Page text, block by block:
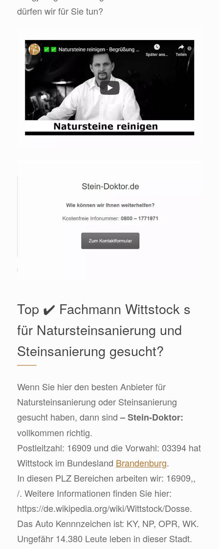
dürfen wir für Sie tun?
Top ✔️ Fachmann Wittstock s
für Natursteinsanierung und
Steinsanierung gesucht?
Wenn Sie hier den besten Anbieter für
Natursteinsanierung oder Steinsanierung
gesucht haben, dann sind– Stein-Doktor:
vollkommen richtig.
Postleitzahl: 16909 und die Vorwahl: 03394 hat
Wittstock im Bundesland Brandenburg.
In diesen PLZ Bereichen arbeiten wir: 16909,,
/. Weitere Informationen finden Sie hier:
https://de.wikipedia.org/wiki/Wittstock/Dosse.
Das Auto Kennnzeichen ist: KY, NP, OPR, WK.
Ungefähr 14.380 Leute leben in dieser Stadt.